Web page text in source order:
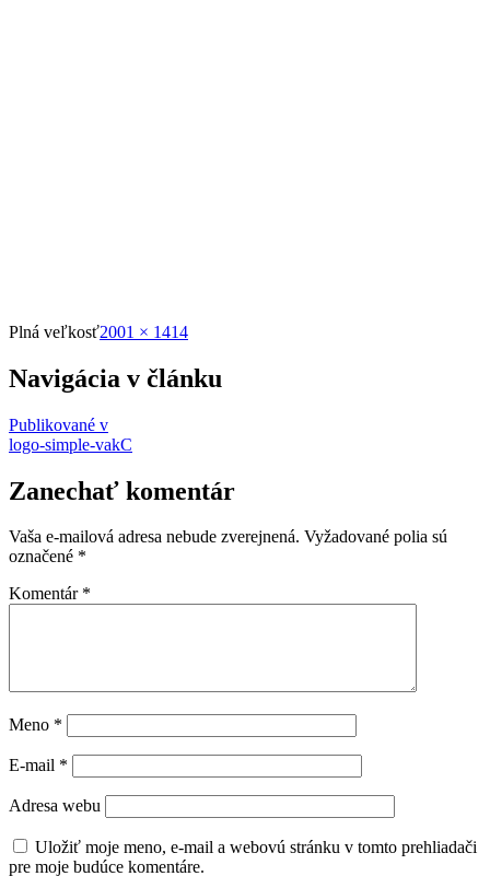
Plná veľkosť2001 × 1414
Navigácia v článku
Publikované v
logo-simple-vakC
Zanechať komentár
Vaša e-mailová adresa nebude zverejnená. Vyžadované polia sú
označené *
Komentár *
Meno *
E-mail *
Adresa webu
Uložiť moje meno, e-mail a webovú stránku v tomto prehliadači
pre moje budúce komentáre.